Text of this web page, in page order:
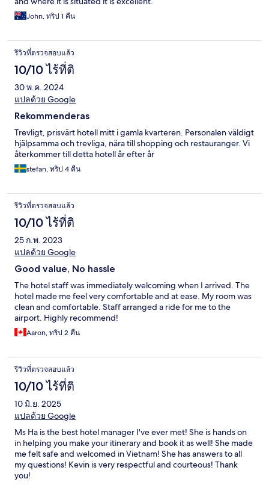
John, ทริป 1 คืน
รีวิวที่ตรวจสอบแล้ว
10/10 ไร้ที่ติ
30 พ.ค. 2024
แปลด้วย Google
Rekommenderas
Trevligt, prisvärt hotell mitt i gamla kvarteren. Personalen väldigt
hjälpsamma och trevliga, nära till shopping och restauranger. Vi
återkommer till detta hotell år efter år
stefan, ทริป 4 คืน
รีวิวที่ตรวจสอบแล้ว
10/10 ไร้ที่ติ
25 ก.พ. 2023
แปลด้วย Google
Good value, No hassle
The hotel staff was immediately welcoming when I arrived. The
hotel made me feel very comfortable and at ease. My room was
clean and comfortable. Staff arranged a ride for me to the
airport. Highly recommend!
Aaron, ทริป 2 คืน
รีวิวที่ตรวจสอบแล้ว
10/10 ไร้ที่ติ
10 มิ.ย. 2025
แปลด้วย Google
Ms Ha is the best hotel manager I've ever met! She is hands on
in helping you make your itinerary and book it as well! She made
me felt safe and welcomed in Vietnam! She has answers to all
my questions! Kevin is very respectful and courteous! Thank
you!